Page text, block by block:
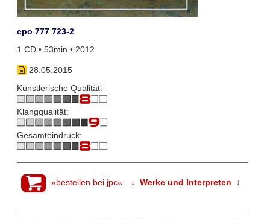
cpo 777 723-2
1 CD • 53min • 2012
28.05.2015
Künstlerische Qualität:
Klangqualität:
Gesamteindruck:
»bestellen bei jpc« ↓ Werke und Interpreten ↓